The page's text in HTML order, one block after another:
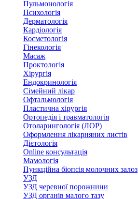
Пульмонологія
Психологія
Дерматологія
Кардіологія
Косметологія
Гінекологія
Масаж
Проктологія
Хірургія
Ендокринологія
Сімейний лікар
Офтальмологія
Пластична хірургія
Ортопедія і травматологія
Отоларингологія (ЛОР)
Оформлення лікарняних листів
Дієтологія
Online консультація
Мамологія
Пункційна біопсія молочних залоз
УЗД
УЗД черевної порожнини
УЗД органів малого тазу